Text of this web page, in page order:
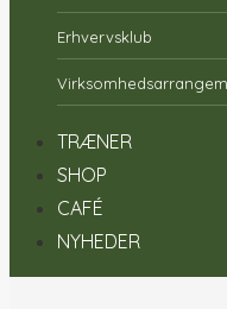
Erhvervsklub
TRÆNER
SHOP
CAFÉ
NYHEDER